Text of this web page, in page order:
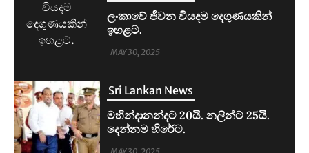
මහින්දානන්දට 20යි. නලින්ට 25යි.
දෙන්නම හිරේට.
MAY 30, 2025
Sri Lankan News
ආරුගම්බේට බිකිණි තහනමක්.